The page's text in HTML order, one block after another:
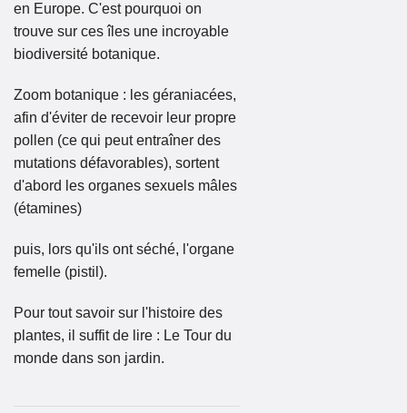
en Europe. C'est pourquoi on
trouve sur ces îles une incroyable
biodiversité botanique.
Zoom botanique : les géraniacées,
afin d'éviter de recevoir leur propre
pollen (ce qui peut entraîner des
mutations défavorables), sortent
d'abord les organes sexuels mâles
(étamines)
puis, lors qu'ils ont séché, l'organe
femelle (pistil).
Pour tout savoir sur l'histoire des
plantes, il suffit de lire : Le Tour du
monde dans son jardin.